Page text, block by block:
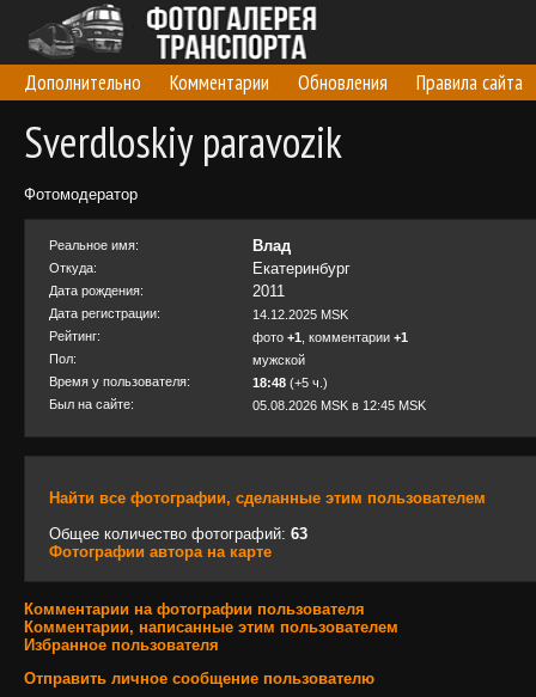
Дополнительно Комментарии Обновления Правила сайта
Sverdloskiy paravozik
Фотомодератор
Реальное имя: Влад
Откуда: Екатеринбург
Дата рождения: 2011
Дата регистрации:
14.12.2025 MSK
Рейтинг:
фото +1 , комментарии +1
Пол:
мужской
Время у пользователя:
18:48 (+5 ч.)
Был на сайте:
05.08.2026 MSK в 12:45 MSK
Найти все фотографии, сделанные этим пользователем
Общее количество фотографий: 63
Фотографии автора на карте
Комментарии на фотографии пользователя
Комментарии, написанные этим пользователем
Избранное пользователя
Отправить личное сообщение пользователю